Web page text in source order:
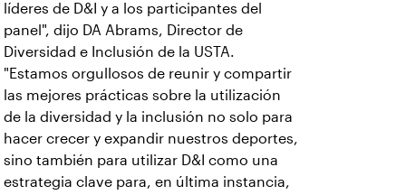
líderes de D&I y a los participantes del
panel", dijo DA Abrams, Director de
Diversidad e Inclusión de la USTA.
"Estamos orgullosos de reunir y compartir
las mejores prácticas sobre la utilización
de la diversidad y la inclusión no solo para
hacer crecer y expandir nuestros deportes,
sino también para utilizar D&I como una
estrategia clave para, en última instancia,